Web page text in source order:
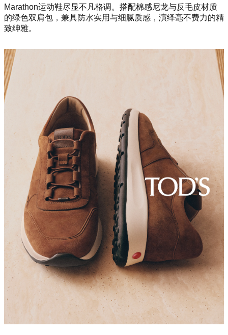
Marathon运动鞋尽显不凡格调。搭配棉感尼龙与反毛皮材质
的绿色双肩包，兼具防水实用与细腻质感，演绎毫不费力的精
致绅雅。